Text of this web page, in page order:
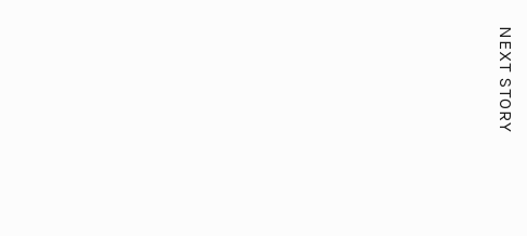
NEXT STORY